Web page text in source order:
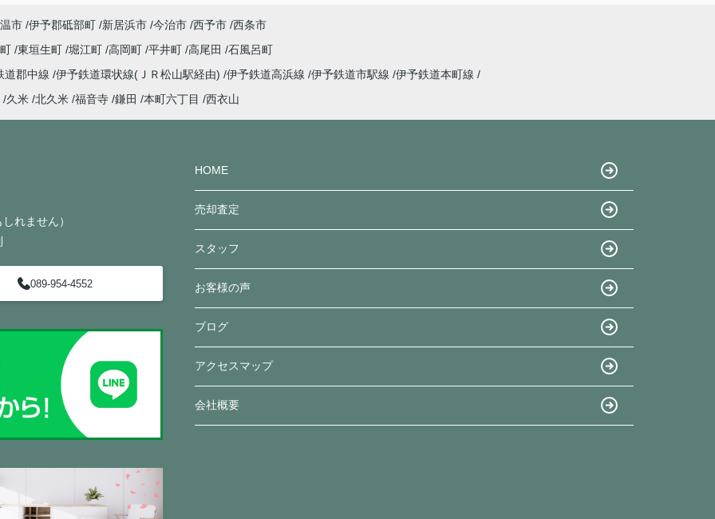
市 伊予郡砥部町 新居浜市 今治市 西予市 西条市
東垣生町 堀江町 高岡町 平井町 高尾田
石風呂町
道郡中線 伊予鉄道環状線(ＪＲ松山駅経由) 伊予鉄道高浜線 伊予鉄道市駅線 伊予鉄道本町線
久米 北久米 福音寺 鎌田 本町六丁目 西衣山
れません）
089-954-4552
HOME
売却査定
スタッフ
お客様の声
ブログ
アクセスマップ
会社概要